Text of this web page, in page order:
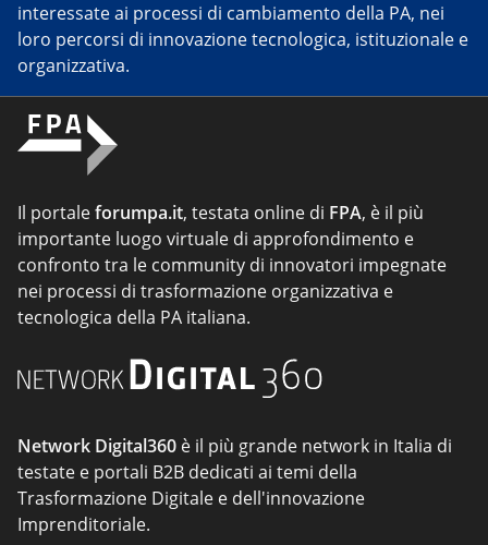
interessate ai processi di cambiamento della PA, nei
loro percorsi di innovazione tecnologica, istituzionale e
organizzativa.
Il portaleforumpa.it, testata online di FPA, è il più
importante luogo virtuale di approfondimento e
confronto tra le community di innovatori impegnate
nei processi di trasformazione organizzativa e
tecnologica della PA italiana.
Network Digital360 è il più grande network in Italia di
testate e portali B2B dedicati ai temi della
Trasformazione Digitale e dell'innovazione
Imprenditoriale.